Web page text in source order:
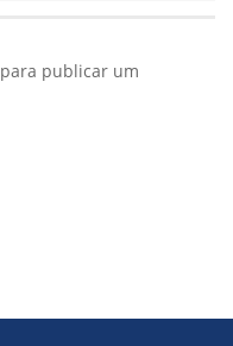
para publicar um